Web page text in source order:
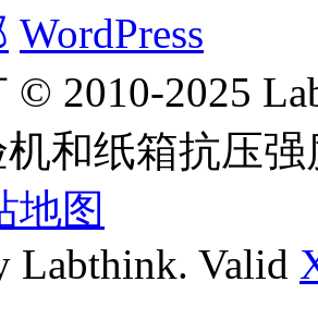
WordPress
© 2010-2025
和纸箱抗压
地图
Labthink. Valid